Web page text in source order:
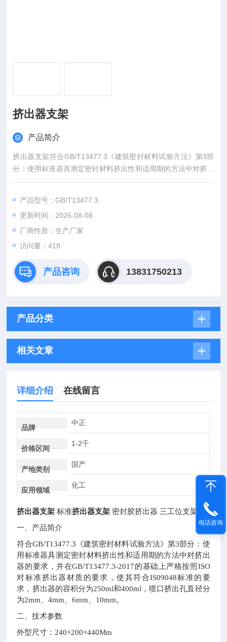
挤出器支架
产品简介
挤出器支架符合GB/T13477.3《建筑密封材料试验方法》第3部
分：使用标准器具测定密封材料挤出性和适用期的方法中对挤出
器的要求，并在GB/T13477.3-2017的基础上严格按照ISO对标
容积分为250ml和400ml，喷口挤出孔直径分为2mm、4mm、6
mm、10mm。
产品型号：GB/T13477.3
更新时间：2026-08-08
厂商性质：生产厂家
访问量：418
产品咨询 13831750213
产品分类
相关文章
详细介绍 在线留言
品牌
中正
价格区间
1-2千
产地类别
国产
应用领域
化工
挤出器支架 标准挤出器支架 密封胶挤出器 三工位支架
一、产品简介
符合GB/T13477.3 《建筑密封材料试验方法》第3部分：使
用标准器具测定密封材料挤出性和适用期的方法中对挤出
器的要求，并在GB/T13477.3-2017的基础上严格按照ISO
对标准挤出器材质的要求，使其符合IS09048标准的要
求，挤出器的容积分为250ml和400ml ，喷口挤出孔直径分
为2mm 、4mm 、6mm 10mm。
二、技术参数
外型尺寸： 240×200×440Mm
电话咨询